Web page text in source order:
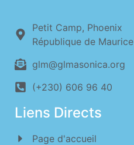
Petit Camp, Phoenix
République de Maurice
glm@glmasonica.org
(+230) 606 96 40
Liens Directs
Page d'accueil